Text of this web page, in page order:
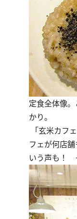
定食全体像
かり。
「玄米カフ
フェが何店
いう声も！